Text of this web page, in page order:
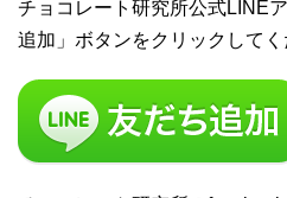
チョコレート研究所公式LINE
追加」ボタンをクリックしてく